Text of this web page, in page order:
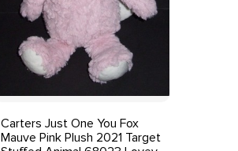
Carters Just One You Fox
Mauve Pink Plush 2021 Target